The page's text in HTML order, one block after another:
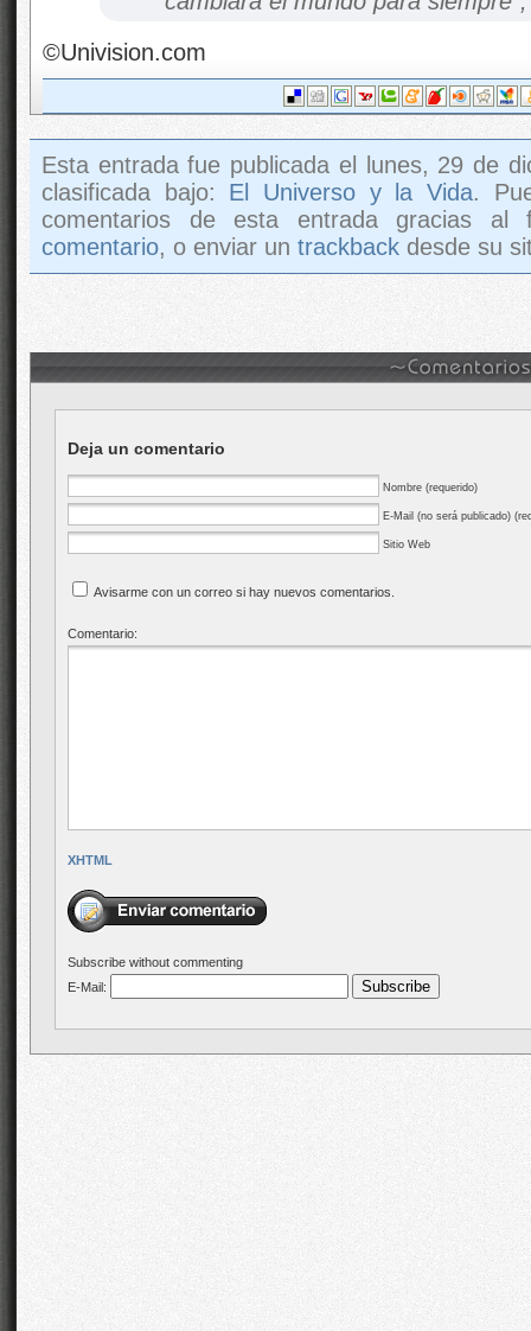
©Univision.com
Esta entrada fue publicada el lunes, 29 de
clasificada bajo: El Universo y la Vida.
comentarios de esta entrada gracias
comentario, o enviar un trackback desde su
Deja un comentario
Nombre (requerido)
E-Mail (no será publicado)
Sitio Web
Avisarme con un correo si hay nuevos comentarios.
Comentario:
XHTML
Subscribe without commenting
E-Mail: